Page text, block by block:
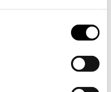
nella Loggia Giardino